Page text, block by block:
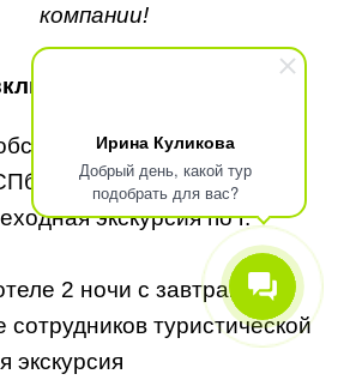
Ирина Куликова
Добрый день, какой тур
подобрать для вас?
компании!
СПб —
экскурсия по г.
2 ночи с завтраком
туристической
экскурсия